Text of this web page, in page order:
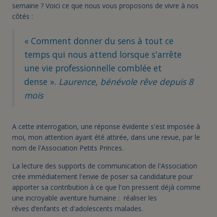
semaine ? Voici ce que nous vous proposons de vivre à nos
côtés :
« Comment donner du sens à tout ce
temps qui nous attend lorsque s'arrête
une vie professionnelle comblée et
dense ». Laurence, bénévole rêve depuis 8
mois
A cette interrogation, une réponse évidente s'est imposée à
moi, mon attention ayant été attirée, dans une revue, par le
nom de l'Association Petits Princes.
La lecture des supports de communication de l'Association
crée immédiatement l'envie de poser sa candidature pour
apporter sa contribution à ce que l'on pressent déjà comme
une incroyable aventure humaine : réaliser les
rêves d’enfants et d'adolescents malades.